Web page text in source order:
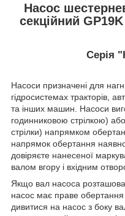
Насос
секційний
Серія
Насоси призначені для
гідросистемах тракторів,
та інших машин. Насоси
годинниковою стрілкою)
стрілки) напрямком
напрямок обертання
довіряєте нанесеної
валом вгору і вхідним
Якщо вал насоса
насос має праве
дивитися на насос з боку